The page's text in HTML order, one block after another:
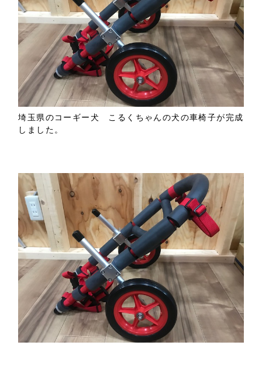
埼玉県のコーギー犬 こるくちゃんの犬の車椅子が完成
しました。